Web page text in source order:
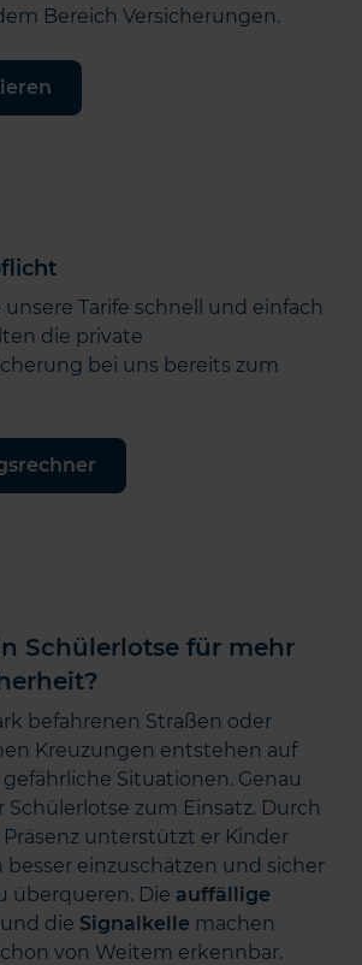
Bereich Versicherungen.
Tarife schnell und einfach
die private
bei uns bereits zum
Schülerlotse für mehr
befahrenen Straßen oder
Kreuzungen entstehen auf
Situationen. Genau
zum Einsatz. Durch
unterstützt er Kinder
besser einzuschätzen und sicher
überqueren. Die auffällige
und die Signalkelle machen
von Weitem erkennbar.